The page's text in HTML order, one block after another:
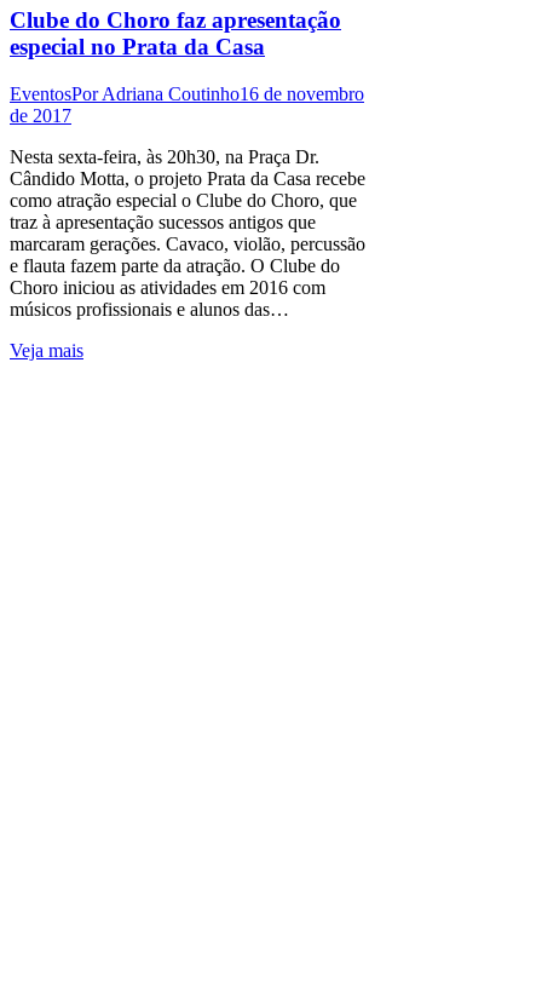
Clube do Choro faz apresentação
especial no Prata da Casa
EventosPorAdriana Coutinho16 de novembro
de 2017
Nesta sexta-feira, às 20h30, na Praça Dr.
Cândido Motta, o projeto Prata da Casa recebe
como atração especial o Clube do Choro, que
traz à apresentação sucessos antigos que
marcaram gerações. Cavaco, violão, percussão
e flauta fazem parte da atração. O Clube do
Choro iniciou as atividades em 2016 com
músicos profissionais e alunos das…
Veja mais